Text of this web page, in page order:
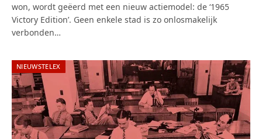
won, wordt geëerd met een nieuw actiemodel: de ‘1965
Victory Edition’. Geen enkele stad is zo onlosmakelijk
verbonden…
NIEUWSTELEX